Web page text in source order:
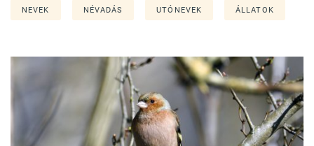
NEVEK NÉVADÁS UTÓNEVEK ÁLLATOK